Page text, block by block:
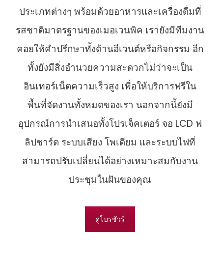
ประเภทต่างๆ พร้อมด้วยอาหารและเครื่องดื่มที่
รสชาติมาตรฐานของเมอเวนพิค เรายังมีทีมงาน
คอยให้คำปรึกษาทั้งด้านอีเวนต์หรือกิจกรรม อีก
ทั้งยังมีสิ่งอำนวยความสะดวกไม่ว่าจะเป็น
อินเทอร์เน็ตความเร็วสูง เพื่อให้บริการฟรีใน
พื้นที่จัดงานทั้งหมดของเรา นอกจากนี้ยังมี
อุปกรณ์การนำเสนอทั้งโปรเจ็คเตอร์ จอ LCD ฟ
ลิปชาร์ต ระบบเสียง โพเดียม และระบบไฟที่
สามารถปรับเปลี่ยนได้อย่างเหมาะสมกับงาน
ประชุมในฝันของคุณ
ดูโบรชัวร์